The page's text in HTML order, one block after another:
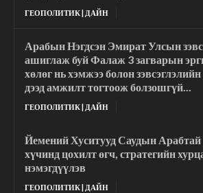
ГЕОПОЛИТИК | ДАЙН
Арабын Нэгдсэн Эмират Улсын
ашиглаж буй Фалаж 3 загварын
хөлөг нь хэмжээ болон
дээд амжилт тогтоож болзошгүй...
ГЕОПОЛИТИК | ДАЙН
Йемений Хуситууд Саудын Арабтай
хүчинд цохилт өгч, стратегийн
нэмэгдүүлэв
ГЕОПОЛИТИК | ДАЙН